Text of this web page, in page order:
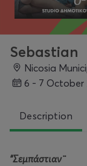
Sebastian
Nicosia
6 - 7
Description
“Σεμπάστιαν¨